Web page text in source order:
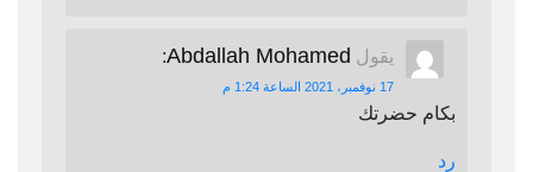
يقول Abdallah Mohamed
:
17 نوفمبر، 2021 الساعة 1:24 م
بكام حضرتك
رد